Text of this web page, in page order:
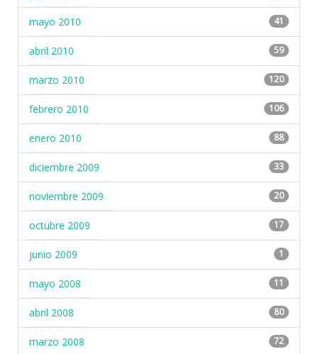
mayo 2010 41
abril 2010 59
marzo 2010 120
febrero 2010 106
enero 2010 88
diciembre 2009 33
noviembre 2009 20
octubre 2009 17
junio 2009 1
mayo 2008 11
abril 2008 80
marzo 2008 72